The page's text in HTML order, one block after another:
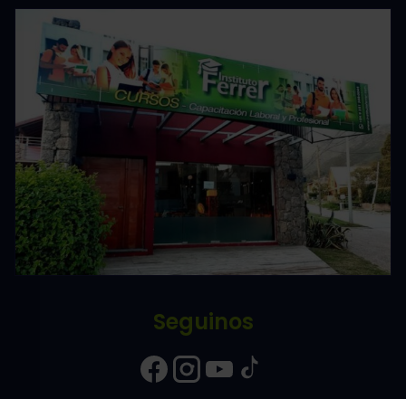
Seguinos